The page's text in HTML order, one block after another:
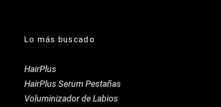
Lo más buscado
HairPlus
HairPlus Serum Pestañas
Voluminizador de Labios